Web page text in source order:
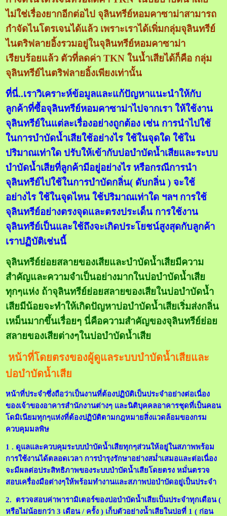
ไม่ใช่เรื่องยากอีกต่อไป จุลินทรีย์หอมคาซาม่าสามารถ
กำจัดไนโตรเจนได้แล้ว เพราะเราได้เพิ่มกลุ่มจุลินทรีย์
ไนตริฟลายอิ้งรวมอยู่ในจุลินทรีย์หอมคาซาม่า
เรียบร้อยแล้ว ตัวที่ลดค่า TKN ในน้ำเสียได้ก็คือ กลุ่ม
จุลินทรีย์ไนตริฟลายอิ้งเพียงเท่านั้น
ที่นี่..เราวิเคราะห์ข้อมูลและแก้ปัญหาแนะนำให้กับ
ลูกค้าที่ซื้อจุลินทรีย์หอมคาซาม่าไปจากเรา ให้ใช้งาน
จุลินทรีย์ในแต่ละเรื่องอย่างถูกต้อง เช่น การนำไปใช้
ในการบำบัดน้ำเสียใช้อย่างไร ใช้ในจุดใด ใช้ใน
ปริมาณเท่าใด ปรับให้เข้ากับบ่อบำบัดน้ำเสียและระบบ
บำบัดน้ำเสียที่ลูกค้ามีอยู่อย่างไร หรือกรณีการนำ
จุลินทรีย์ไปใช้ในการบำบัดกลิ่น( ดับกลิ่น ) จะใช้
อย่างไร ใช้ในจุดไหน ใช้ปริมาณเท่าใด ฯลฯ การใช้
จุลินทรีย์อย่างตรงจุดและตรงประเด็น การใช้งาน
จุลินทรีย์เป็นและใช้ถึงจะเกิดประโยชน์สูงสุดกับลูกค้า
เราปฏิบัติเช่นนี้
จุลินทรีย์ย่อยสลายของเสียและบำบัดน้ำเสียมีความ
สำคัญและความจำเป็นอย่างมากในบ่อบำบัดน้ำเสีย
ทุกๆแห่ง ถ้าจุลินทรีย์ย่อยสลายของเสียในบ่อบำบัดน้ำ
เสียมีน้อยจะทำให้เกิดปัญหาบ่อบำบัดน้ำเสียเริ่มส่งกลิ่น
เหม็นมากขึ้นเรื่อยๆ นี่คือความสำคัญของจุลินทรีย์ย่อย
สลายของเสียต่างๆในบ่อบำบัดน้ำเสีย
หน้าที่โดยตรงของผู้ดูแลระบบบำบัดน้ำเสียและ
บ่อบำบัดน้ำเสีย
หน้าที่ประจำซึ่งถือว่าเป็นงานที่ต้องปฏิบัติเป็นประจำอย่างต่อเนื่อง
ของเจ้าของอาคารสำนักงานต่างๆ และนิติบุคคลอาคารชุดที่เป็นคอน
โดมิเนียมทุกๆแห่งที่ต้องปฏิบัติตามกฎหมายสิ่งแวดล้อมของกรม
ควบคุมมลพิษ
1 . ดูแลและควบคุมระบบบำบัดน้ำเสียทุกๆส่วนให้อยู่ในสภาพพร้อม
การใช้งานได้ตลอดเวลา การบำรุงรักษาอย่างสม่ำเสมอและต่อเนื่อง
จะมีผลต่อประสิทธิภาพของระบบบำบัดน้ำเสียโดยตรง หมั่นตรวจ
สอบเครื่องมือต่างๆให้พร้อมทำงานและสภาพบ่อบำบัดอยู่เป็นประจำ
2. ตรวจสอบค่าพารามิเตอร์ของบ่อบำบัดน้ำเสียเป็นประจำทุกเดือน (
หรือไม่น้อยกว่า 3 เดือน / ครั้ง ) เก็บตัวอย่างน้ำเสียในบ่อที่ 1 ( ก่อน